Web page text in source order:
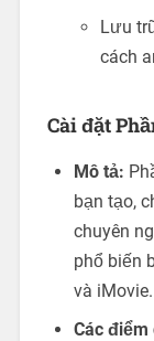
Lưu
cách
Cài đặt
Mô tả:
bạn tạo,
chuyên
phổ biến
và iMovie.
Các điểm